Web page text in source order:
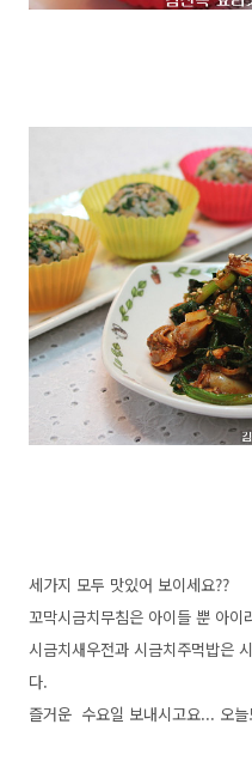
세가지 모두 맛있어 보이세요??
꼬막시금치무침은 아이들 뿐 아
시금치새우전과 시금치주먹밥은
다.
즐거운 수요일 보내시고요... 오